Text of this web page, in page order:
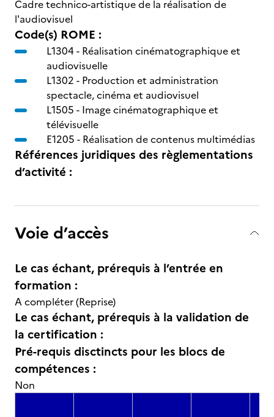
Cadre technico-artistique de la réalisation de
l'audiovisuel
Code(s) ROME :
L1304 - Réalisation cinématographique et
audiovisuelle
L1302 - Production et administration
spectacle, cinéma et audiovisuel
L1505 - Image cinématographique et
télévisuelle
E1205 - Réalisation de contenus multimédias
Références juridiques des règlementations
d’activité :
Voie d’accès
Le cas échant, prérequis à l’entrée en
formation :
A compléter (Reprise)
Le cas échant, prérequis à la validation de
la certification :
Pré-requis disctincts pour les blocs de
compétences :
Non